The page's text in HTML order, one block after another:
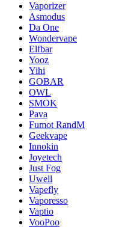
Vaporizer
Asmodus
Da One
Wondervape
Elfbar
Yooz
Yihi
GOBAR
OWL
SMOK
Pava
Fumot RandM
Geekvape
Innokin
Joyetech
Just Fog
Uwell
Vapefly
Vaporesso
Vaptio
VooPoo